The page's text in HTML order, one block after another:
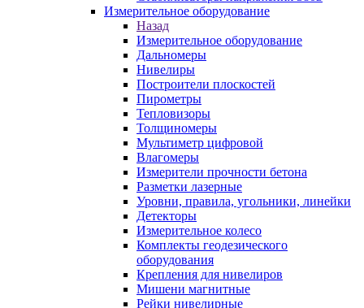
Измерительное оборудование
Назад
Измерительное оборудование
Дальномеры
Нивелиры
Построители плоскостей
Пирометры
Тепловизоры
Толщиномеры
Мультиметр цифровой
Влагомеры
Измерители прочности бетона
Разметки лазерные
Уровни, правила, угольники, линейки
Детекторы
Измерительное колесо
Комплекты геодезического
оборудования
Крепления для нивелиров
Мишени магнитные
Рейки нивелирные